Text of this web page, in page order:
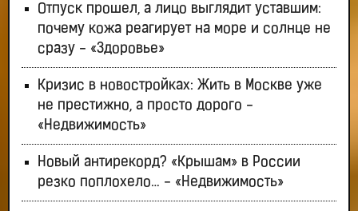
Отпуск прошел, а лицо выглядит уставшим:
почему кожа реагирует на море и солнце не
сразу - «Здоровье»
Кризис в новостройках: Жить в Москве уже
не престижно, а просто дорого -
«Недвижимость»
Новый антирекорд? «Крышам» в России
резко поплохело… - «Недвижимость»